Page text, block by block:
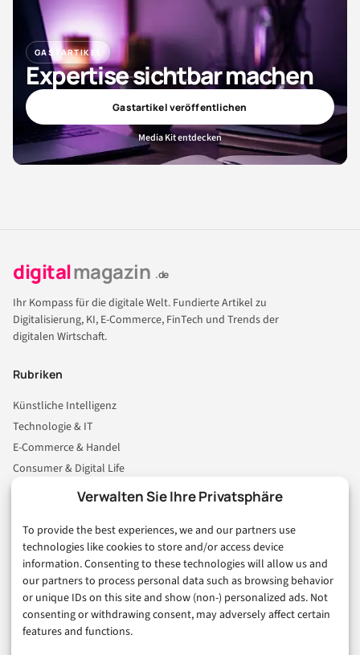
Verwalten Sie Ihre Privatsphäre
To provide the best experiences, we and our partners use
technologies like cookies to store and/or access device
information. Consenting to these technologies will allow us and
our partners to process personal data such as browsing behavior
or unique IDs on this site and show (non-) personalized ads. Not
consenting or withdrawing consent, may adversely affect certain
features and functions.
GASTARTIKEL
Expertise sichtbar machen
Gastartikel veröffentlichen
Media Kit entdecken
digitalmagazin .de
Ihr Kompass für die digitale Welt. Fundierte Artikel zu
Digitalisierung, KI, E-Commerce, FinTech und Trends der
digitalen Wirtschaft.
Rubriken
Künstliche Intelligenz
Technologie & IT
E-Commerce & Handel
Consumer & Digital Life
Business & Karriere
Sicherheit & Recht
Digitalisierung
Marketing
Magazin